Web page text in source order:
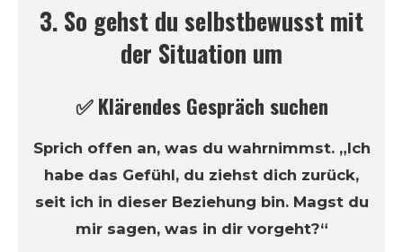
3. So gehst du selbstbewusst mit
der Situation um
✅ Klärendes Gespräch suchen
Sprich offen an, was du wahrnimmst. „Ich
habe das Gefühl, du ziehst dich zurück,
seit ich in dieser Beziehung bin. Magst du
mir sagen, was in dir vorgeht?“